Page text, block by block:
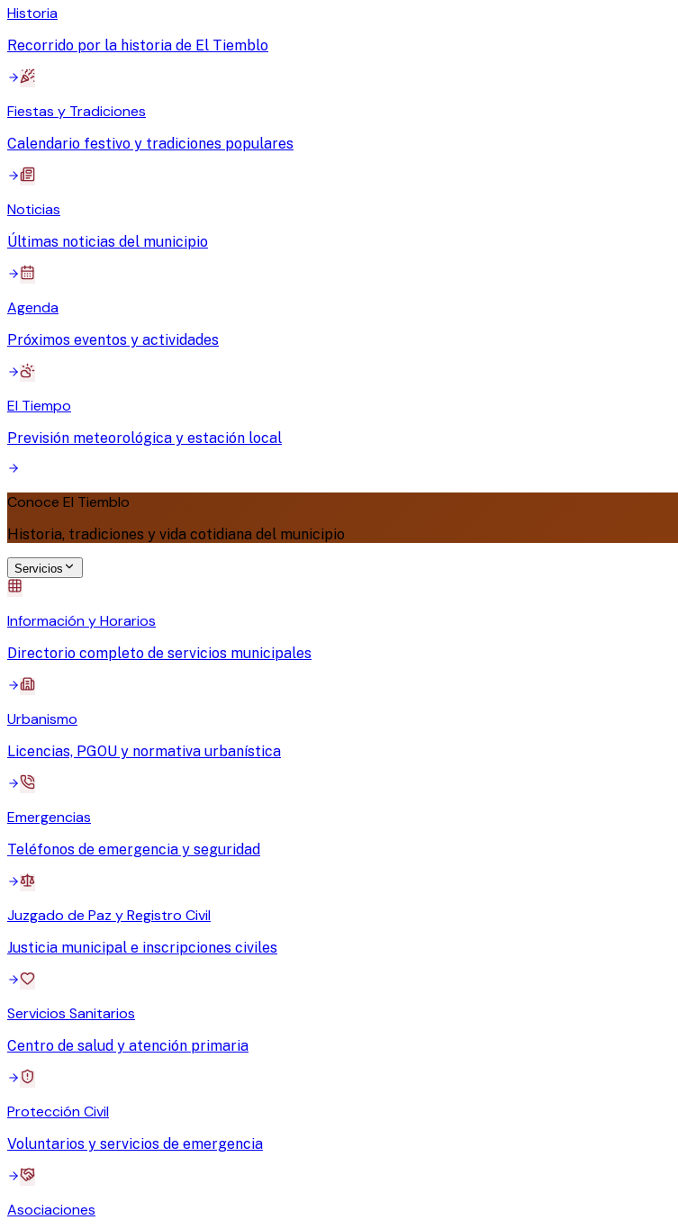
Historia
Recorrido por la historia de El Tiemblo
Fiestas y Tradiciones
Calendario festivo y tradiciones populares
Noticias
Últimas noticias del municipio
Agenda
Próximos eventos y actividades
El Tiempo
Previsión meteorológica y estación local
Conoce El Tiemblo
Historia, tradiciones y vida cotidiana del municipio
Servicios
Información y Horarios
Directorio completo de servicios municipales
Urbanismo
Licencias, PGOU y normativa urbanística
Emergencias
Teléfonos de emergencia y seguridad
Juzgado de Paz y Registro Civil
Justicia municipal e inscripciones civiles
Servicios Sanitarios
Centro de salud y atención primaria
Protección Civil
Voluntarios y servicios de emergencia
Asociaciones